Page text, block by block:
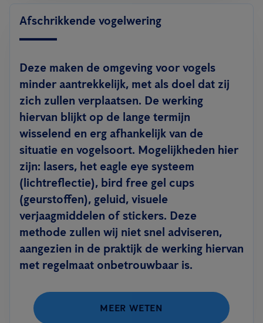
Afschrikkende vogelwering
Deze maken de omgeving voor vogels
minder aantrekkelijk, met als doel dat zij
zich zullen verplaatsen. De werking
hiervan blijkt op de lange termijn
wisselend en erg afhankelijk van de
situatie en vogelsoort. Mogelijkheden hier
zijn: lasers, het eagle eye systeem
(lichtreflectie), bird free gel cups
(geurstoffen), geluid, visuele
verjaagmiddelen of stickers. Deze
methode zullen wij niet snel adviseren,
aangezien in de praktijk de werking hiervan
met regelmaat onbetrouwbaar is.
MEER WETEN